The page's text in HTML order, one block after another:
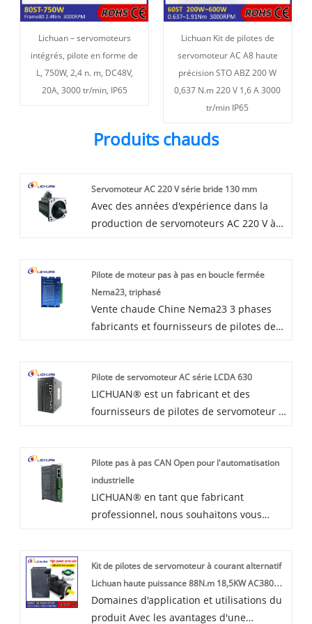
Lichuan – servomoteurs
intégrés, pilote en forme de
L, 750W, 2,4 n. m, DC48V,
20A, 3000 tr/min, IP65
Lichuan Kit de pilotes de
servomoteur AC A8 haute
précision STO ABZ 200 W
0,637 N.m 220 V 1,6 A 3000
tr/min IP65
Produits chauds
Servomoteur AC 220 V série bride 130 mm
Avec des années d'expérience dans la
production de servomoteurs AC 220 V à
servomoteur AC 220 V de la série à bride
de 130 mm de haute qualité peut
répondre à de nombreuses applications.
Si vous en avez besoin, veuillez obtenir
Pilote de moteur pas à pas en boucle fermée
Nema23, triphasé
Vente chaude Chine Nema23 3 phases
fabricants et fournisseurs de pilotes de
fournisseur de pilote de moteur pas à
pas triphasé en boucle fermée Nema23
en Chine.
Pilote de servomoteur AC série LCDA 630
LICHUAN® est un fabricant et des
fournisseurs de pilotes de servomoteur à
pilotes de servomoteur à courant
alternatif de la série LCDA 630. Nous
pouvons vous fournir un service
professionnel et un meilleur prix.
Pilote pas à pas CAN Open pour l'automatisation
industrielle
LICHUAN® en tant que fabricant
professionnel, nous souhaitons vous
industrielle. Et nous vous offrirons le
meilleur service après-vente et une
livraison rapide.
Kit de pilotes de servomoteur à courant alternatif
Lichuan haute puissance 88N.m 18,5KW AC380V
31,6A 1500/2000 tr/min IP65
Domaines d'application et utilisations du
produit Avec les avantages d'une